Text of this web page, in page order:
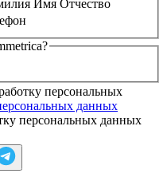
Имя Отчество
клинику Symmetrica?
персональных
данных
персональных данных